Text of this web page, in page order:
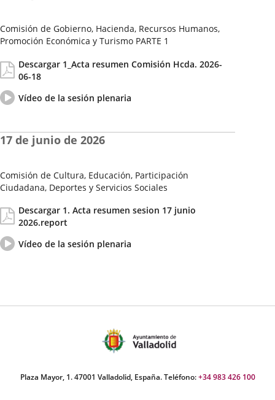
Comisión de Gobierno, Hacienda, Recursos Humanos,
Promoción Económica y Turismo PARTE 1
de
la
Sesión
Descargar 1_Acta resumen Comisión Hcda. 2026-
06-18
Vídeo
del
Vídeo de la sesión plenaria
aplicación
Comisión de Cultura, Educación, Participación
Ciudadana, Deportes y Servicios Sociales
de
la
Sesión
17 de junio de 2026
Descargar 1. Acta resumen sesion 17 junio
2026.report
Vídeo
del
Vídeo de la sesión plenaria
Plaza Mayor, 1. 47001 Valladolid, España. Teléfono:+34 983 426 100